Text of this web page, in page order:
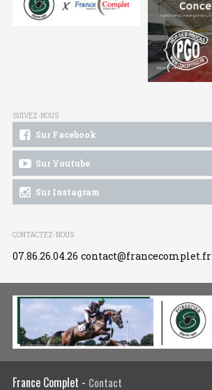
SUIVEZ-NOUS
Sur Facebook
Sur Youtube
Sur Instagram
CONTACTEZ-NOUS
07.86.26.04.26 contact@francecomplet.fr
France Complet - Contact